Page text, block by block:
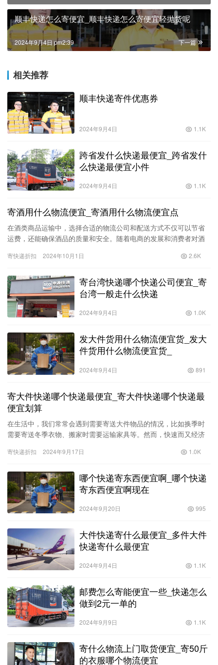
顺丰快递怎么寄便宜_顺丰快递怎么寄便宜轻抛货呢
下一篇
2024年9月4日 pm2:39
相关推荐
顺丰快递寄件优惠券
2024年9月4日 1.1K
跨省发什么快递最便宜_跨省发什
么快递最便宜小件
2024年9月4日 1.1K
寄酒用什么物流便宜_寄酒用什么物流便宜点
在酒类商品运输中，选择合适的物流公司和配送方式不仅可以节省
运费，还能确保酒品的质量和安全。随着电商的发展和消费者对酒
寄送酒…
寄快递折扣 2024年10月1日 2.6K
寄台湾快递哪个快递公司便宜_寄
台湾一般走什么快递
2024年9月4日 1.0K
发大件货用什么物流便宜货_发大
件货用什么物流便宜货_
2024年9月4日 891
寄大件快递哪个快递最便宜_寄大件快递哪个快递最
便宜划算
在生活中，我们常常会遇到需要寄送大件物品的情况，比如换季时
需要寄送冬季衣物、搬家时需要运输家具等。然而，快速而又经济
各自有…
寄快递折扣 2024年9月17日 1.0K
哪个快递寄东西便宜啊_哪个快递
寄东西便宜啊现在
2024年9月20日 995
大件快递寄什么最便宜_多件大件
快递寄什么最便宜
2024年9月4日 1.1K
邮费怎么寄能便宜一些_快递怎么
做到2元一单的
2024年9月9日 1.1K
寄什么物流上门取货便宜_寄50斤
的衣服哪个物流便宜